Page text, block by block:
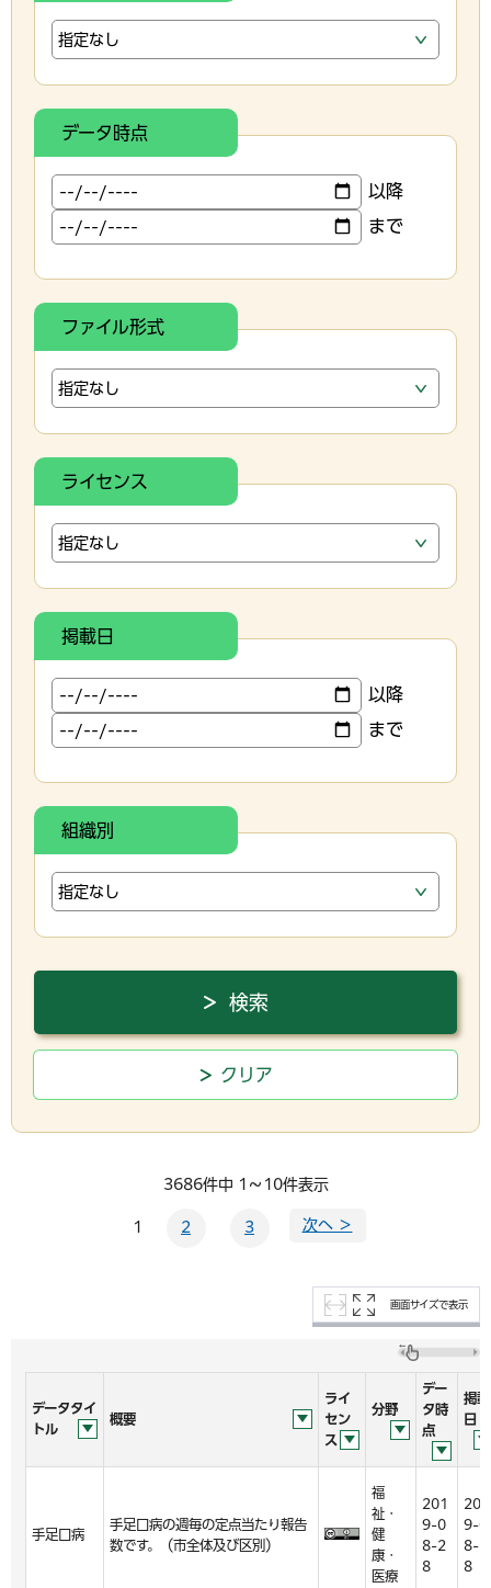
データ時点
以降
まで
ファイル形式
ライセンス
掲載日
以降
まで
組織別
3686件中 1～10件表示
1 2 3 次へ ＞
画面サイズで表示
データタイ
トル
概要
ライ
セン
ス
分野
デー
タ時
点
掲載
日
手足口病
手足口病の週毎の定点当たり報告
数です。（市全体及び区別）
福
祉・
健
康・
医療
201
9-0
8-2
8
201
9-0
8-2
8